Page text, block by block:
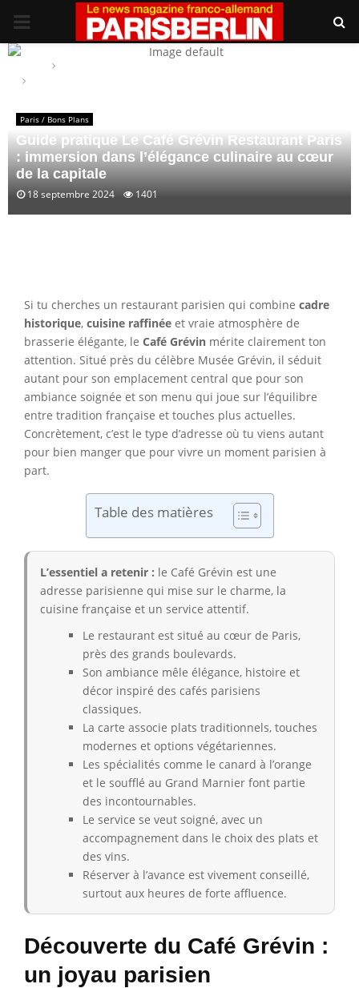
PRIMARY
MENU
Paris / Bons Plans
Guide pratique Le Café Grévin Restaurant Paris
: immersion dans l’élégance culinaire au cœur
de la capitale
18 septembre 2024 1401
Si tu cherches un restaurant parisien qui combine cadre
historique, cuisine raffinée et vraie atmosphère de
brasserie élégante, le Café Grévin mérite clairement ton
attention. Situé près du célèbre Musée Grévin, il séduit
autant pour son emplacement central que pour son
ambiance soignée et son menu qui joue sur l’équilibre
entre tradition française et touches plus actuelles.
Concrètement, c’est le type d’adresse où tu viens autant
pour bien manger que pour vivre un moment parisien à
part.
Table des matières
L’essentiel a retenir : le Café Grévin est une
adresse parisienne qui mise sur le charme, la
cuisine française et un service attentif.
Le restaurant est situé au cœur de Paris,
près des grands boulevards.
Son ambiance mêle élégance, histoire et
décor inspiré des cafés parisiens
classiques.
La carte associe plats traditionnels, touches
modernes et options végétariennes.
Les spécialités comme le canard à l’orange
et le soufflé au Grand Marnier font partie
des incontournables.
Le service se veut soigné, avec un
accompagnement dans le choix des plats et
des vins.
Réserver à l’avance est vivement conseillé,
surtout aux heures de forte affluence.
Découverte du Café Grévin :
un joyau parisien